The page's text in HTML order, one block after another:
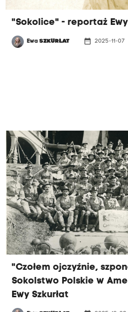
"Sokolice" - reportaż Ewy
EwaSZKURŁAT date_range 2025-11-07
"Czołem ojczyźnie,
Sokolstwo Polskie w
Ewy Szkurłat